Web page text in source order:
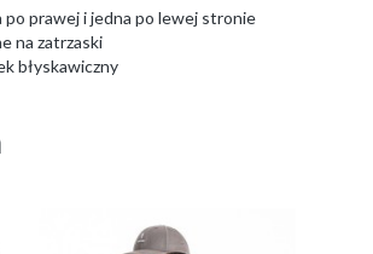
prawej i jedna po lewej stronie
na zatrzaski
błyskawiczny